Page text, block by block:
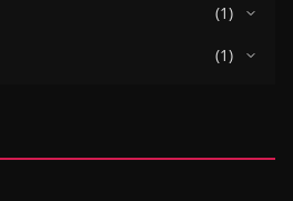
(1)
(1)